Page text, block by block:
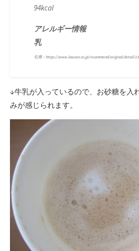
94kcal
アレルギー情報
乳
引用：https://www.lawson.co.jp/recommend/original/detail/
↓牛乳が入っているので、お砂糖を入
みが感じられます。